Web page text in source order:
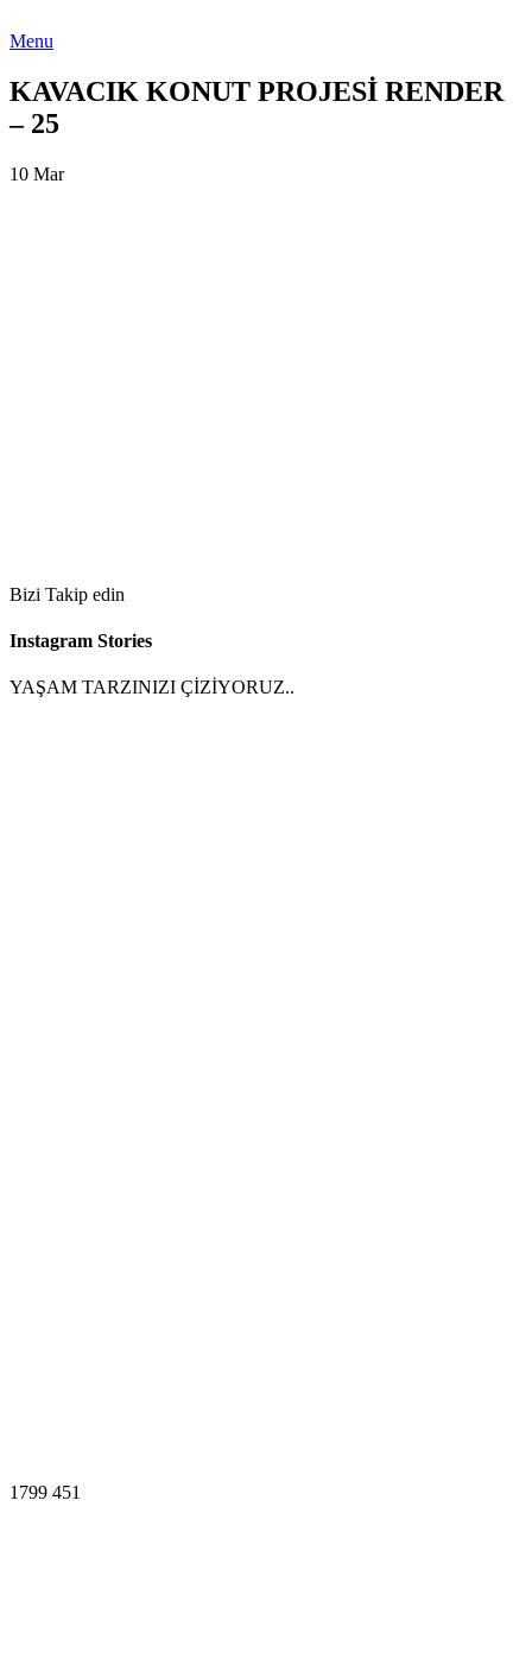
Menu
KAVACIK KONUT PROJESİ RENDER
– 25
10 Mar
Bizi Takip edin
Instagram Stories
YAŞAM TARZINIZI ÇİZİYORUZ..
1799 451